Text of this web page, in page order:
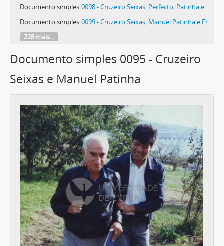
Documento simples 0098 - Cruzeiro Seixas, Perfecto, Patinha e Frederico
Documento simples 0099 - Cruzeiro Seixas, Manuel Patinha e Frederico
228 mais...
Documento simples 0095 - Cruzeiro
Seixas e Manuel Patinha